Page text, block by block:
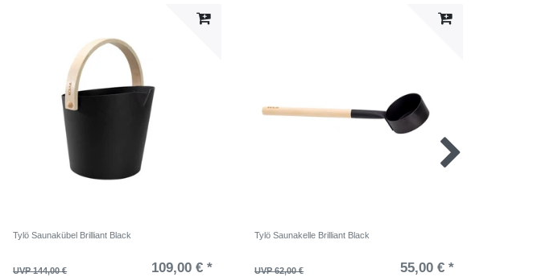
Tylö Saunakübel Brilliant Black
UVP 144,00 € 109,00 € *
Tylö Saunakelle Brilliant Black
UVP 62,00 € 55,00 € *